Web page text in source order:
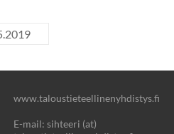
www.taloustieteellinenyhdistys.fi
E-mail: sihteeri (at)